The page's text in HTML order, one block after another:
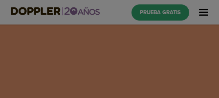
PRUEBA GRATIS